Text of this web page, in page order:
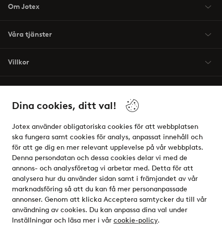
Dina cookies, ditt val!
Jotex använder obligatoriska cookies för att webbplatsen
ska fungera samt cookies för analys, anpassat innehåll och
för att ge dig en mer relevant upplevelse på vår webbplats.
Denna persondatan och dessa cookies delar vi med de
annons- och analysföretag vi arbetar med. Detta för att
analysera hur du använder sidan samt i främjandet av vår
marknadsföring så att du kan få mer personanpassade
annonser. Genom att klicka Acceptera samtycker du till vår
användning av cookies. Du kan anpassa dina val under
Inställningar och läsa mer i vår cookie-policy.
Om Jotex
Våra tjänster
Villkor
Säkra betalningar - Betala direkt eller dela upp
Vill du veta mer om våra betalalternativ?
elpy